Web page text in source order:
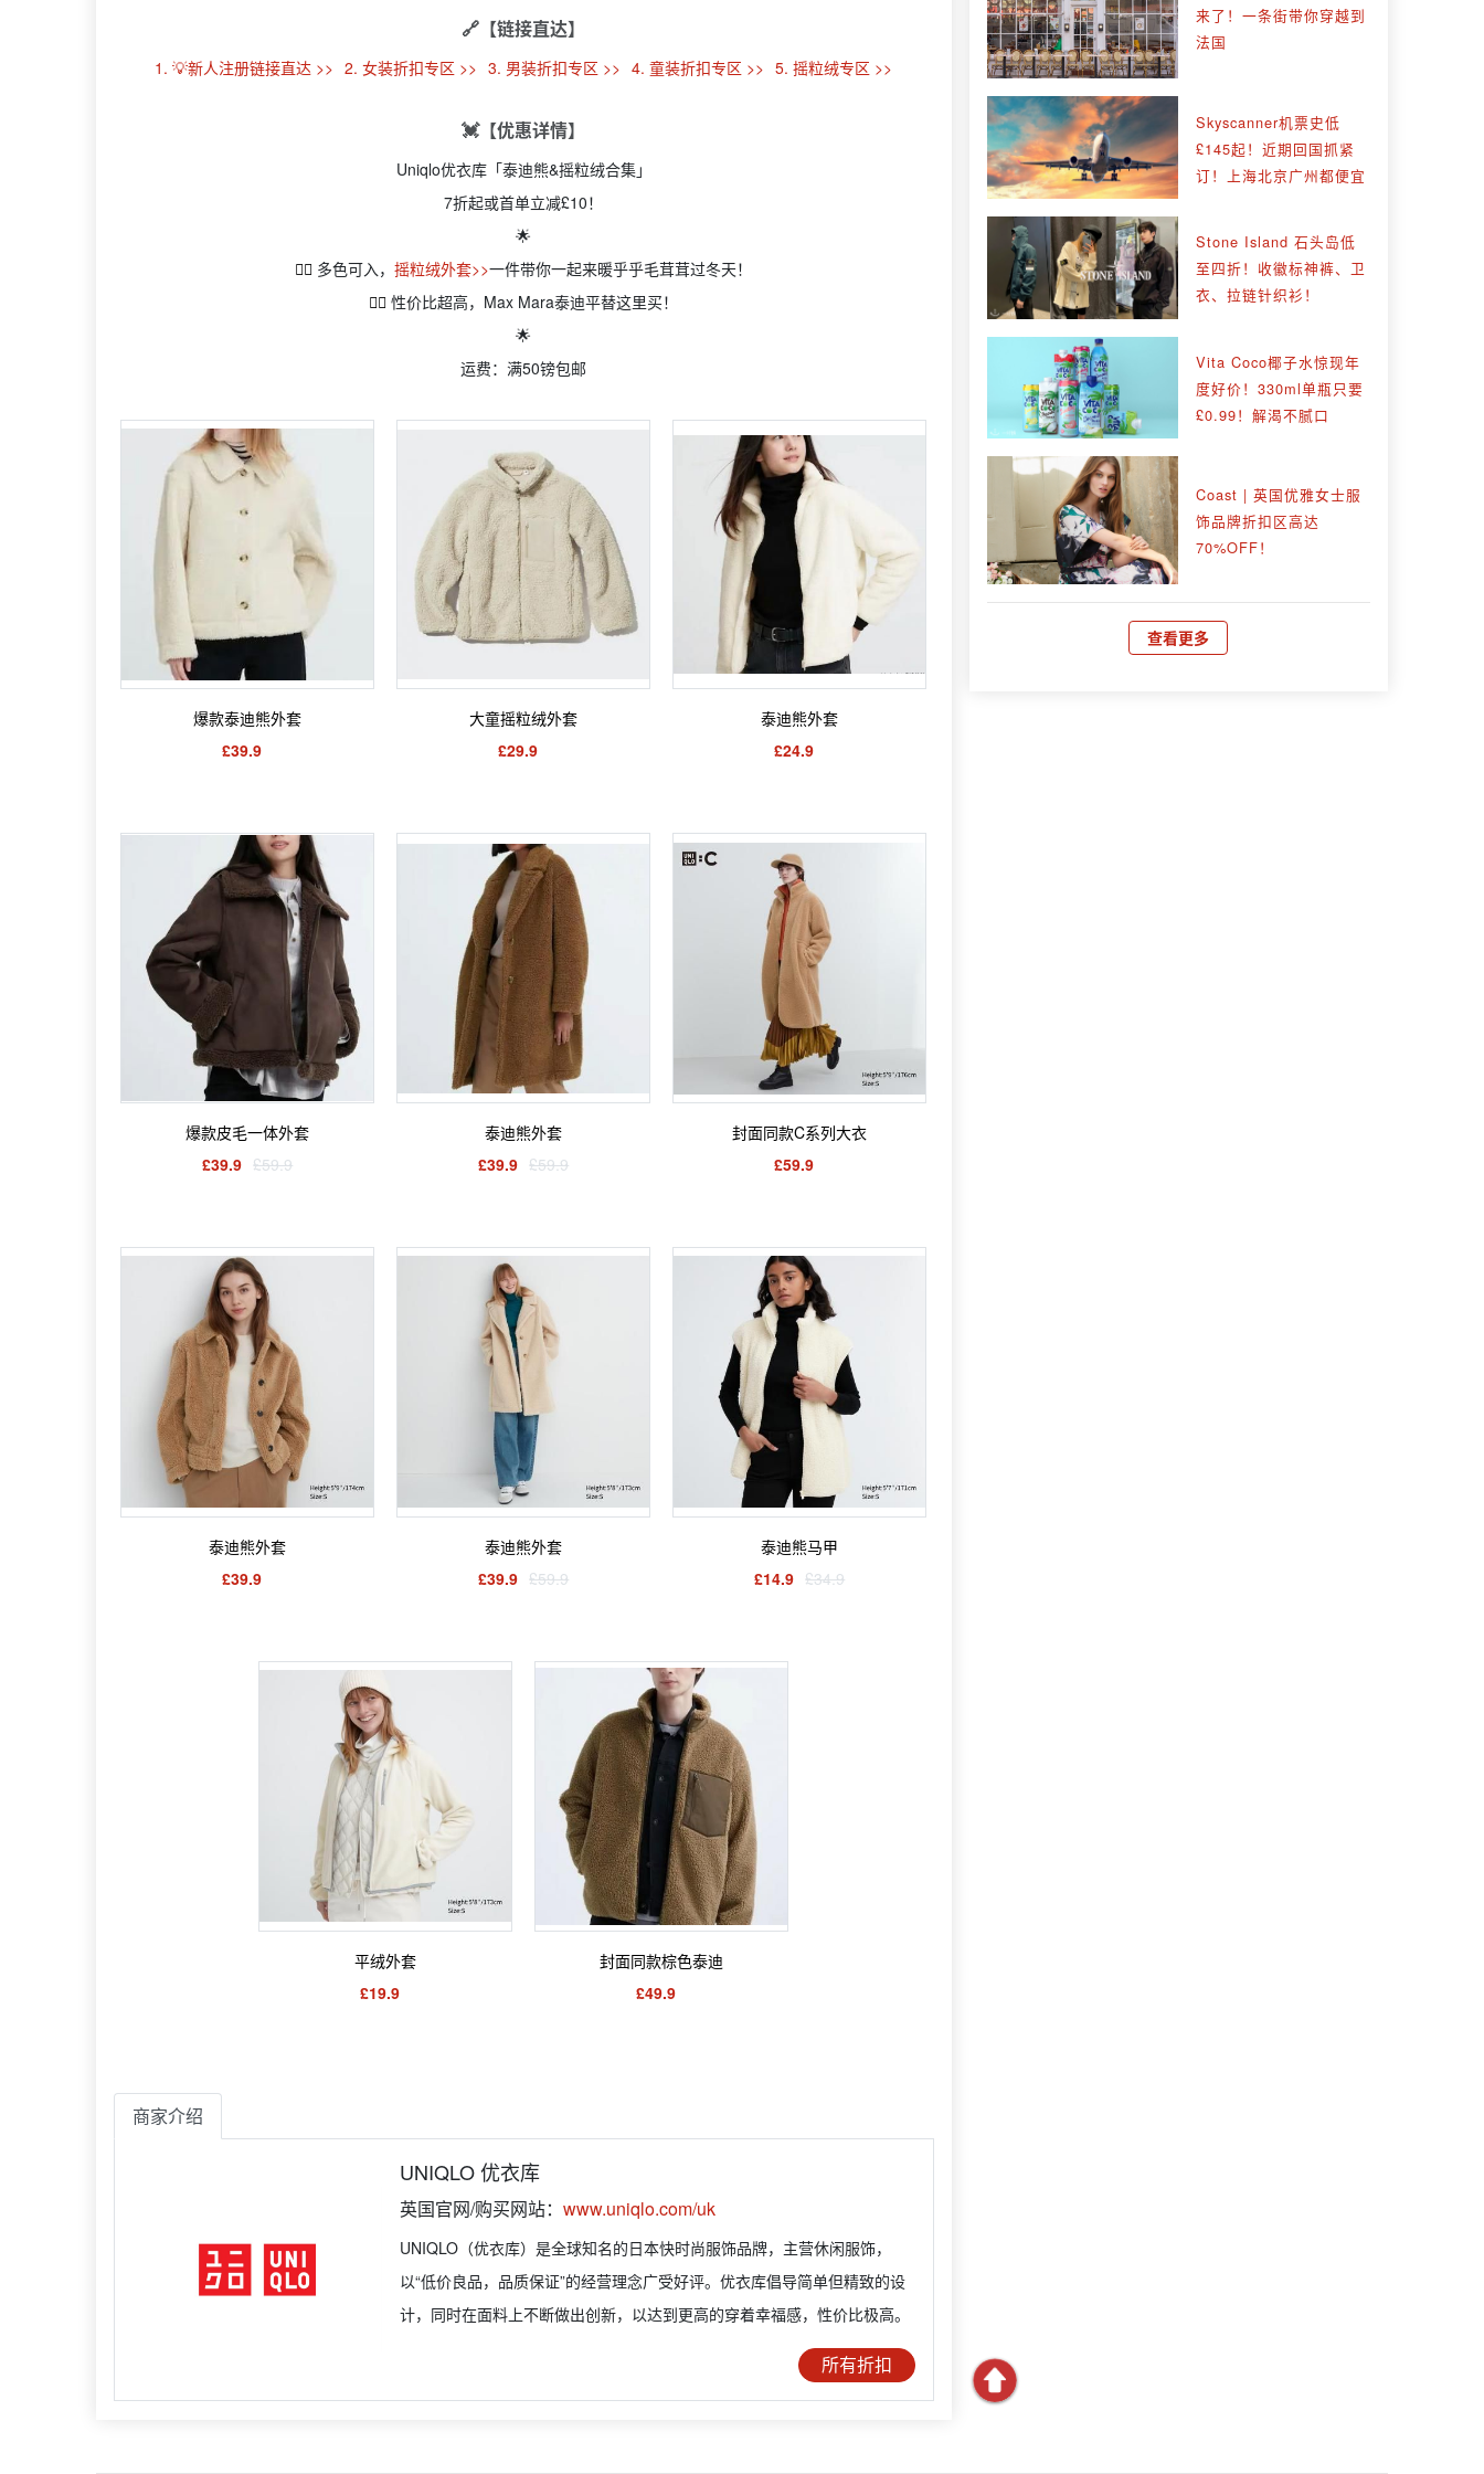
🔗【链接直达】
1. 💡新人注册链接直达 >> 2. 女装折扣专区 >> 3. 男装折扣专区 >> 4. 童装折扣专区 >> 5. 摇粒绒专区 >>
💓【优惠详情】
Uniqlo优衣库「泰迪熊&摇粒绒合集」
7折起或首单立减£10！
🌟
👉🏻 多色可入，摇粒绒外套>>一件带你一起来暖乎乎毛茸茸过冬天！
👉🏻性价比超高，Max Mara泰迪平替这里买！
🌟
运费：满50镑包邮
爆款泰迪熊外套
£39.9
大童摇粒绒外套
£29.9
泰迪熊外套
£24.9
爆款皮毛一体外套
£39.9 £59.9
泰迪熊外套
£39.9 £59.9
封面同款C系列大衣
£59.9
泰迪熊外套
£39.9
泰迪熊外套
£39.9 £59.9
泰迪熊马甲
£14.9 £34.9
平绒外套
£19.9
封面同款棕色泰迪
£49.9
商家介绍
UNIQLO 优衣库
英国官网/购买网站： www.uniqlo.com/uk
UNIQLO（优衣库）是全球知名的日本快时尚服饰品牌，主营休闲服饰，
以“低价良品，品质保证”的经营理念广受好评。优衣库倡导简单但精致的设
计，同时在面料上不断做出创新，以达到更高的穿着幸福感，性价比极高。
所有折扣
来了！一条街带你穿越到
法国
Skyscanner机票史低
£145起！近期回国抓紧
订！上海北京广州都便宜
Stone Island 石头岛低
至四折！收徽标神裤、卫
衣、拉链针织衫！
Vita Coco椰子水惊现年
度好价！330ml单瓶只要
£0.99！解渴不腻口
Coast | 英国优雅女士服
饰品牌折扣区高达
70%OFF！
查看更多